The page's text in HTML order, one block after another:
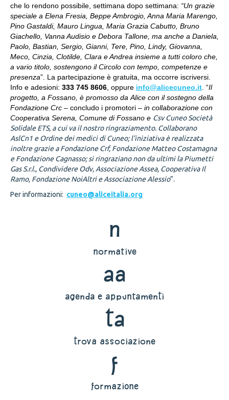
che lo rendono possibile, settimana dopo settimana: “Un grazie
speciale a Elena Fresia, Beppe Ambrogio, Anna Maria Marengo,
Pino Gastaldi, Mauro Lingua, Maria Grazia Cabutto, Bruno
Giachello, Vanna Audisio e Debora Tallone, ma anche a Daniela,
Paolo, Bastian, Sergio, Gianni, Tere, Pino, Lindy, Giovanna,
Meco, Cinzia, Clotilde, Clara e Andrea insieme a tutti coloro che,
a vario titolo, sostengono il Circolo con tempo, competenze e
presenza”. La partecipazione è gratuita, ma occorre iscriversi.
Info e adesioni: 333 745 8606 , oppure info@alicecuneo.it . “Il
progetto, a Fossano, è promosso da Alice con il sostegno della
Fondazione Crc – concludo i promotori – in collaborazione con
Cooperativa Serena, Comune di Fossano e Csv Cuneo Società
Solidale ETS, a cui va il nostro ringraziamento. Collaborano
AslCn1 e Ordine dei medici di Cuneo; l’iniziativa è realizzata
inoltre grazie a Fondazione Crf, Fondazione Matteo Costamagna
e Fondazione Cagnasso; si ringraziano non da ultimi la Piumetti
Gas S.r.l., Condividere Odv, Associazione Assea, Cooperativa Il
Ramo, Fondazione NoiAltri e Associazione Alessio”.
Per informazioni: cuneo@aliceitalia.org
n
normative
aa
agenda e appuntamenti
ta
trova associazione
f
formazione